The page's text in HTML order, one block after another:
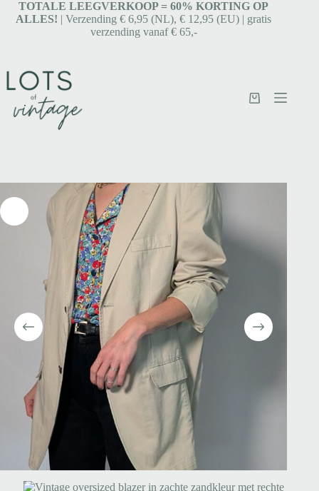
TOTALE LEEGVERKOOP = 60% KORTING OP
ALLES! | Verzending € 6,95 (NL), € 12,95 (EU) | gratis
verzending vanaf € 65,-